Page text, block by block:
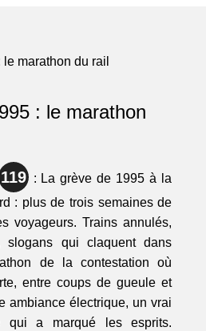
: le marathon
119: La grève de 1995 à la
: plus de trois semaines de
voyageurs. Trains annulés,
slogans qui claquent dans
de la contestation où
entre coups de gueule et
ambiance électrique, un vrai
qui a marqué les esprits.